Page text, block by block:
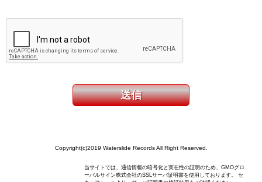
Copyright(c)2019 Waterslide Records All Right Reserved.
当サイトでは、通信情報の暗号化と実在性の証明のため、GMOグロ
ーバルサイン株式会社のSSLサーバ証明書を使用しております。 セ